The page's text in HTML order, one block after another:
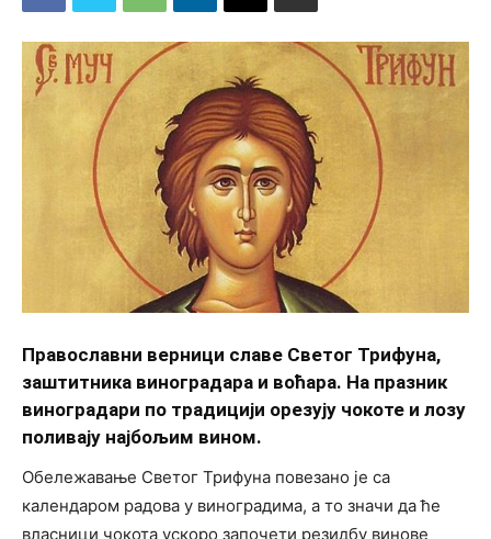
Православни верници славе Светог Трифуна,
заштитника виноградара и воћара. На празник
виноградари по традицији орезују чокоте и лозу
поливају најбољим вином.
Обележавање Светог Трифуна повезано је са
календаром радова у виноградима, а то значи да ће
власници чокота ускоро започети резидбу винове